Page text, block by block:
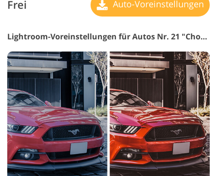
Frei Auto-Voreinstellungen
Lightroom-Voreinstellungen für Autos Nr. 21 "Chocolate"